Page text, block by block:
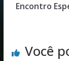
Encontro
Você